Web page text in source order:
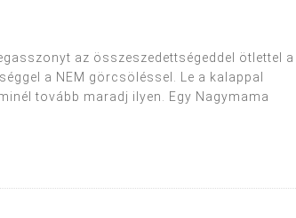
az összeszedettségeddel ötlettel a
a NEM görcsöléssel. Le a kalappal
tovább maradj ilyen. Egy Nagymama